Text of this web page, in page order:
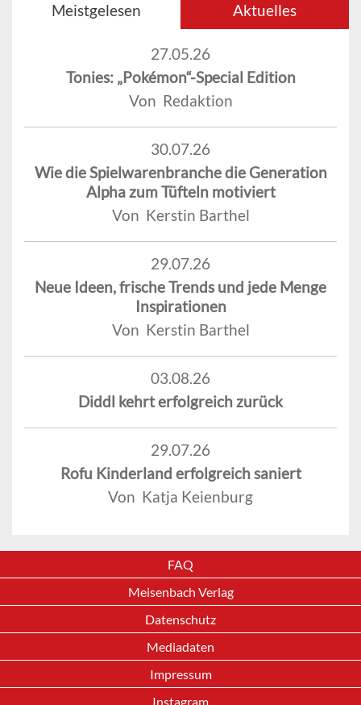
Meistgelesen Aktuelles
27.05.26
Tonies: „Pokémon“-Special Edition
Von Redaktion
30.07.26
Wie die Spielwarenbranche die Generation
Alpha zum Tüfteln motiviert
Von Kerstin Barthel
29.07.26
Neue Ideen, frische Trends und jede Menge
Inspirationen
Von Kerstin Barthel
03.08.26
Diddl kehrt erfolgreich zurück
29.07.26
Rofu Kinderland erfolgreich saniert
Von Katja Keienburg
FAQ
Meisenbach Verlag
Datenschutz
Mediadaten
Impressum
Instagram